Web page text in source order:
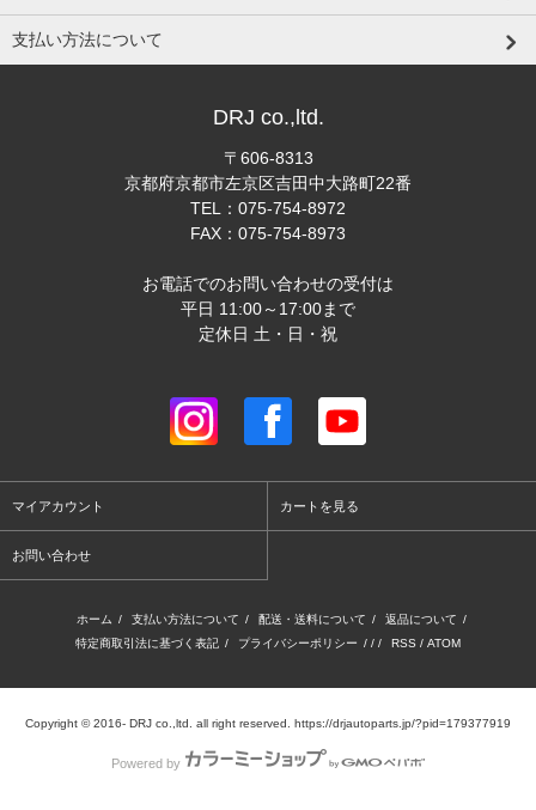
支払い方法について
DRJ co.,ltd.
〒606-8313
京都府京都市左京区吉田中大路町22番
TEL：075-754-8972
FAX：075-754-8973
お電話でのお問い合わせの受付は
平日 11:00～17:00まで
定休日 土・日・祝
マイアカウント カートを見る
お問い合わせ
ホーム / 支払い方法について / 配送・送料について / 返品について /
特定商取引法に基づく表記 / プライバシーポリシー / / / RSS / ATOM
Copyright © 2016- DRJ co.,ltd. all right reserved. https://drjautoparts.jp/?pid=179377919
Powered by